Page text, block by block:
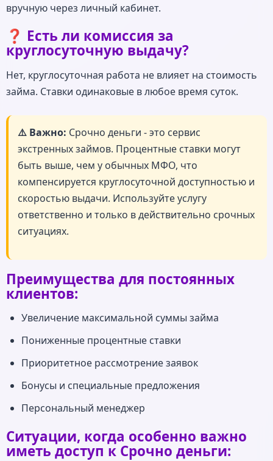
вручную через личный кабинет.
❓ Есть ли комиссия за
круглосуточную выдачу?
Нет, круглосуточная работа не влияет на стоимость
займа. Ставки одинаковые в любое время суток.
⚠️ Важно: Срочно деньги - это сервис
экстренных займов. Процентные ставки могут
быть выше, чем у обычных МФО, что
компенсируется круглосуточной доступностью и
скоростью выдачи. Используйте услугу
ответственно и только в действительно срочных
ситуациях.
Преимущества для постоянных
клиентов:
Увеличение максимальной суммы займа
Пониженные процентные ставки
Приоритетное рассмотрение заявок
Бонусы и специальные предложения
Персональный менеджер
Ситуации, когда особенно важно
иметь доступ к Срочно деньги: